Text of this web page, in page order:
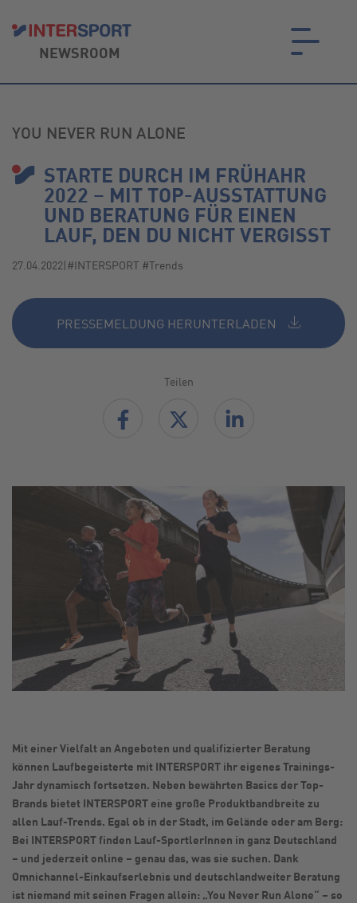
NEWSROOM
YOU NEVER RUN ALONE
STARTE DURCH IM FRÜHAHR
2022 – MIT TOP-AUSSTATTUNG
UND BERATUNG FÜR EINEN
LAUF, DEN DU NICHT VERGISST
27.04.2022|#INTERSPORT #Trends
PRESSEMELDUNG HERUNTERLADEN
Teilen
Mit einer Vielfalt an Angeboten und qualifizierter Beratung
können Laufbegeisterte mit INTERSPORT ihr eigenes Trainings-
Jahr dynamisch fortsetzen. Neben bewährten Basics der Top-
Brands bietet INTERSPORT eine große Produktbandbreite zu
allen Lauf-Trends. Egal ob in der Stadt, im Gelände oder am Berg:
Bei INTERSPORT finden Lauf-SportlerInnen in ganz Deutschland
– und jederzeit online – genau das, was sie suchen. Dank
Omnichannel-Einkaufserlebnis und deutschlandweiter Beratung
ist niemand mit seinen Fragen allein: „You Never Run Alone“ – so